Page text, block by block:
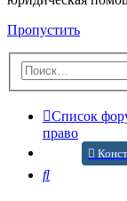
Пропустить
Список
право
Поиск